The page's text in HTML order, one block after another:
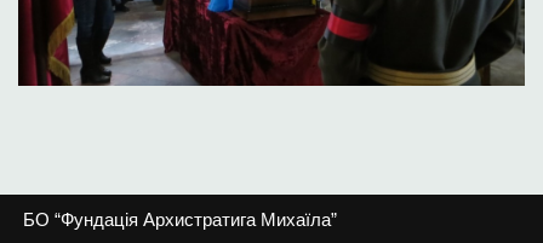
БО “Фундація Архистратига Михаїла”